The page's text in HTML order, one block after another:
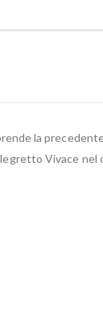
la
Vivace nel